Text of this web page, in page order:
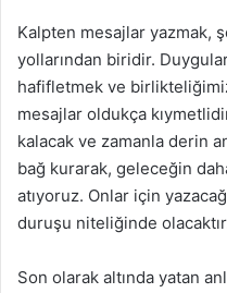
Kalpten mesajlar yazmak,
yollarından biridir.
hafifletmek ve
mesajlar oldukça
kalacak ve zamanla derin
bağ kurarak, geleceğin
atıyoruz. Onlar için
duruşu niteliğinde
Son olarak altında yatan